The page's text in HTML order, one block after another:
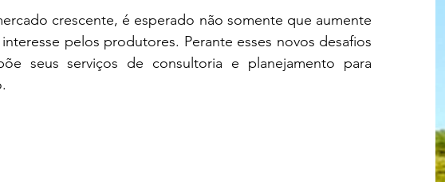
crescente, é esperado não somente que aumente
pelos produtores. Perante esses novos desafios
seus serviços de consultoria e planejamento para